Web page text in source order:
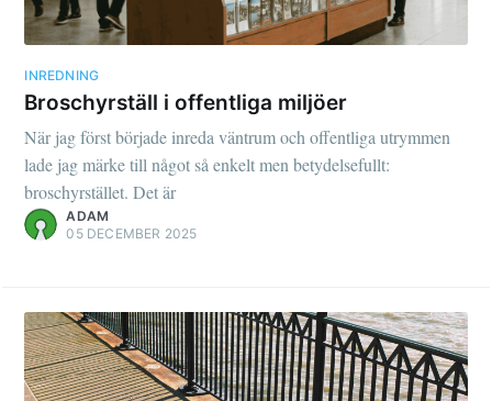
INREDNING
Broschyrställ i offentliga miljöer
När jag först började inreda väntrum och offentliga utrymmen
lade jag märke till något så enkelt men betydelsefullt:
broschyrstället. Det är
ADAM
05 DECEMBER 2025